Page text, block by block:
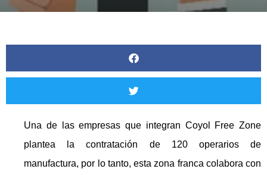
Una de las empresas que integran Coyol Free Zone
plantea la contratación de 120 operarios de
manufactura, por lo tanto, esta zona franca colabora con